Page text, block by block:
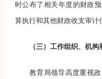
时公布了相关年度的财政
算执行和其他财政收支审计
（三）工作组织、机
教育局领导高度重视政